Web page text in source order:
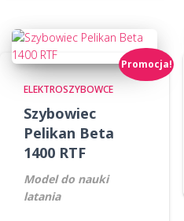
Promocja!
ELEKTROSZYBOWCE
Szybowiec
Pelikan Beta
1400 RTF
Model do nauki
latania